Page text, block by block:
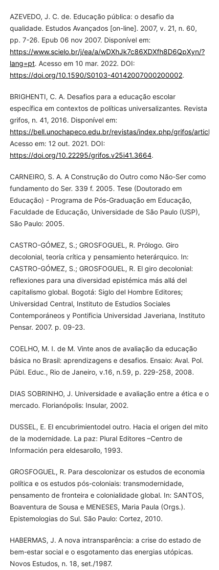
AZEVEDO, J. C. de. Educação pública: o desafio da
qualidade. Estudos Avançados [on-line]. 2007, v. 21, n. 60,
pp. 7-26. Epub 06 nov 2007. Disponível em:
https://www.scielo.br/j/ea/a/wDXhJk7c86XDXfh8D6QpXyn/?
lang=pt. Acesso em 10 mar. 2022. DOI:
https://doi.org/10.1590/S0103-40142007000200002.
BRIGHENTI, C. A. Desafios para a educação escolar
específica em contextos de políticas universalizantes. Revista
grifos, n. 41, 2016. Disponível em:
https://bell.unochapeco.edu.br/revistas/index.php/grifos/
Acesso em: 12 out. 2021. DOI:
https://doi.org/10.22295/grifos.v25i41.3664.
CARNEIRO, S. A. A Construção do Outro como Não-Ser como
fundamento do Ser. 339 f. 2005. Tese (Doutorado em
Educação) - Programa de Pós-Graduação em Educação,
Faculdade de Educação, Universidade de São Paulo (USP),
São Paulo: 2005.
CASTRO-GÓMEZ, S.; GROSFOGUEL, R. Prólogo. Giro
decolonial, teoría crítica y pensamiento heterárquico. In:
CASTRO-GÓMEZ, S.; GROSFOGUEL, R. El giro decolonial:
reflexiones para una diversidad epistémica más allá del
capitalismo global. Bogotá: Siglo del Hombre Editores;
Universidad Central, Instituto de Estudios Sociales
Contemporáneos y Pontificia Universidad Javeriana, Instituto
Pensar. 2007. p. 09-23.
COELHO, M. I. de M. Vinte anos de avaliação da educação
básica no Brasil: aprendizagens e desafios. Ensaio: Aval. Pol.
Públ. Educ., Rio de Janeiro, v.16, n.59, p. 229-258, 2008.
DIAS SOBRINHO, J. Universidade e avaliação entre a ética e o
mercado. Florianópolis: Insular, 2002.
DUSSEL, E. El encubrimientodel outro. Hacia el origen del mito
de la modernidade. La paz: Plural Editores –Centro de
Información pera eldesarollo, 1993.
GROSFOGUEL, R. Para descolonizar os estudos de economia
política e os estudos pós-coloniais: transmodernidade,
pensamento de fronteira e colonialidade global. In: SANTOS,
Boaventura de Sousa e MENESES, Maria Paula (Orgs.).
Epistemologias do Sul. São Paulo: Cortez, 2010.
HABERMAS, J. A nova intransparência: a crise do estado de
bem-estar social e o esgotamento das energias utópicas.
Novos Estudos, n. 18, set./1987.